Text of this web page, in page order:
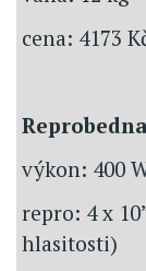
cena: 4173
výkon: 400
repro: 4 x
hlasitosti)